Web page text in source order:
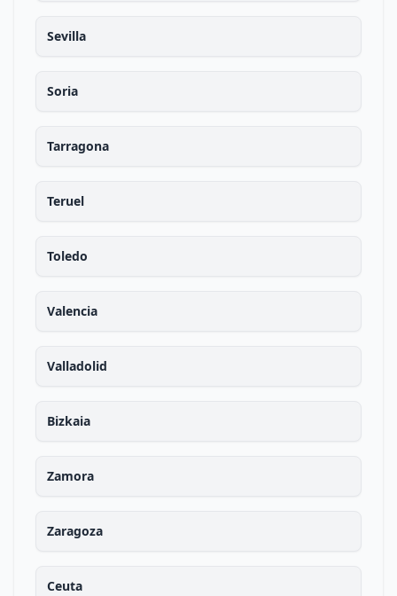
Sevilla
Soria
Tarragona
Teruel
Toledo
Valencia
Valladolid
Bizkaia
Zamora
Zaragoza
Ceuta